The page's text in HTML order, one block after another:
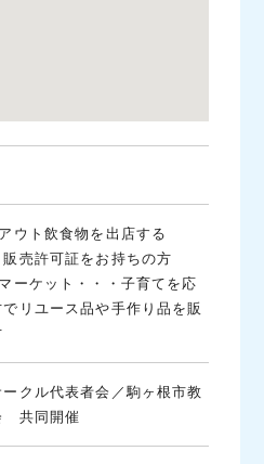
ウト飲食物を出店する
売許可証をお持ちの方
ーケット・・・子育てを応
リユース品や手作り品を販
クル代表者会／駒ヶ根市教
共同開催